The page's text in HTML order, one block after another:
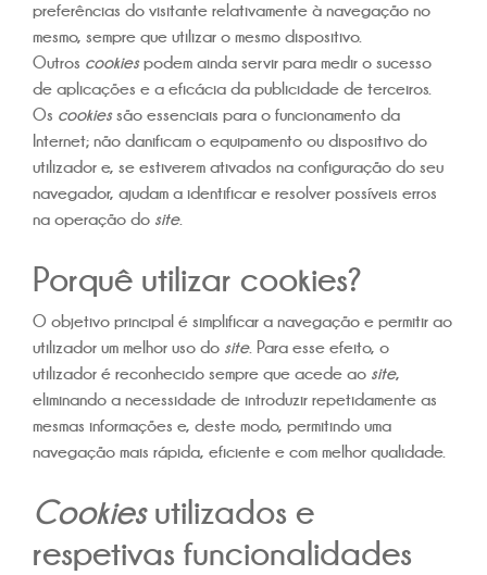
preferências do visitante relativamente à navegação no
mesmo, sempre que utilizar o mesmo dispositivo.
Outros cookiespodem ainda servir para medir o sucesso
de aplicações e a eficácia da publicidade de terceiros.
Os cookiessão essenciais para o funcionamento da
Internet; não danificam o equipamento ou dispositivo do
utilizador e, se estiverem ativados na configuração do seu
navegador, ajudam a identificar e resolver possíveis erros
na operação do site.
Porquê utilizar cookies?
O objetivo principal é simplificar a navegação e permitir ao
utilizador um melhor uso do site. Para esse efeito, o
utilizador é reconhecido sempre que acede ao site,
eliminando a necessidade de introduzir repetidamente as
mesmas informações e, deste modo, permitindo uma
navegação mais rápida, eficiente e com melhor qualidade.
Cookiesutilizados e
respetivas funcionalidades